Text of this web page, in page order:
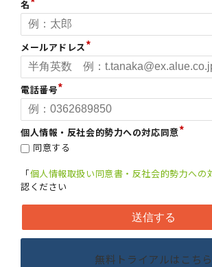
名
メールアドレス
電話番号
個人情報・反社会的勢力への対応同意
同意する
「個人情報取扱い同意書・反社会的勢力への
認ください
無料トライアルはこちら